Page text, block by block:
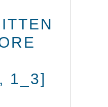
1_3]